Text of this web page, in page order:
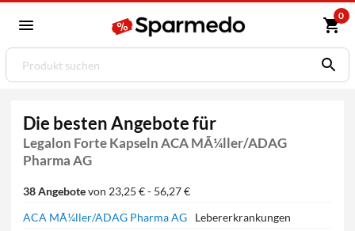
0
Die besten Angebote für
Legalon Forte Kapseln ACA MÃ¼ller/ADAG
Pharma AG
38 Angebotevon 23,25 € - 56,27 €
ACA MÃ¼ller/ADAG Pharma AG
Lebererkrankungen